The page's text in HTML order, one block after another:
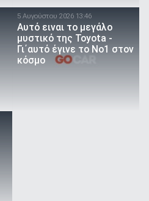
5 Αυγούστου 2026 13:46
Αυτό ειναι τo μεγάλο
μυστικό της Toyota -
Γι΄αυτό έγινε το Νο1 στον
κόσμο